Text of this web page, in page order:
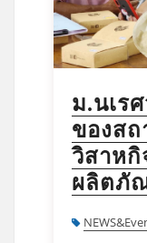
ม.นเร
ของสถ
วิสาห
ผลิตภั